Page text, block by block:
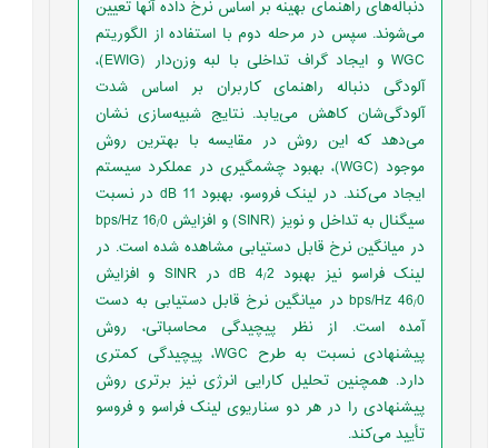
دنباله‌های راهنمای بهینه بر اساس نرخ داده آنها تعیین
می‌شوند. سپس در مرحله دوم با استفاده از الگوریتم
WGC و ایجاد گراف تداخلی با لبه وزن‌دار (EWIG)،
آلودگی دنباله راهنمای کاربران بر اساس شدت
آلودگی‌شان کاهش می‌یابد. نتایج شبیه‌سازی‌ نشان
می‌دهد که این روش در مقایسه با بهترین روش
موجود (WGC)، بهبود چشمگیری در عملکرد سیستم
ایجاد می‌کند. در لینک فروسو، بهبود dB 11 در نسبت
سیگنال به تداخل و نویز (SINR) و افزایش bps/Hz 16
/0
در میانگین نرخ قابل دستیابی مشاهده شده است. در
لینک فراسو نیز بهبود dB 4
/
2 در SINR و افزایش
bps/Hz 46/
0 در میانگین نرخ قابل دستیابی به دست
آمده است. از نظر پیچیدگی محاسباتی، روش
پیشنهادی نسبت به طرح WGC، پیچیدگی کمتری
دارد. همچنین تحلیل کارایی انرژی نیز برتری روش
پیشنهادی را در هر دو سناریوی لینک فراسو و فروسو
تأیید می‌کند.